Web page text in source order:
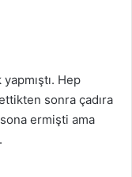
Hep
sonra çadıra
ermişti ama